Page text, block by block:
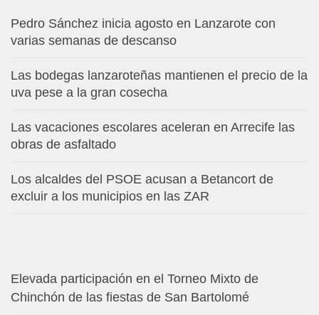
Pedro Sánchez inicia agosto en Lanzarote con
varias semanas de descanso
Las bodegas lanzaroteñas mantienen el precio de la
uva pese a la gran cosecha
Las vacaciones escolares aceleran en Arrecife las
obras de asfaltado
Los alcaldes del PSOE acusan a Betancort de
excluir a los municipios en las ZAR
Elevada participación en el Torneo Mixto de
Chinchón de las fiestas de San Bartolomé